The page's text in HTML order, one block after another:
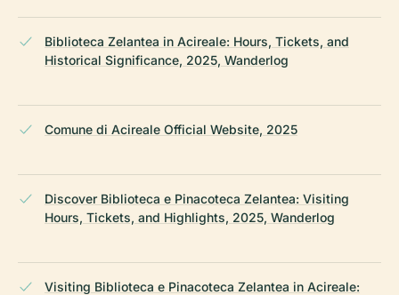
Biblioteca Zelantea in Acireale: Hours, Tickets, and
Historical Significance, 2025, Wanderlog
Comune di Acireale Official Website, 2025
Discover Biblioteca e Pinacoteca Zelantea: Visiting
Hours, Tickets, and Highlights, 2025, Wanderlog
Visiting Biblioteca e Pinacoteca Zelantea in Acireale: